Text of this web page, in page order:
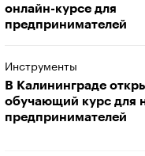
онлайн-курсе для
предпринимателей
Инструменты
В Калининграде
обучающий курс для
предпринимателей